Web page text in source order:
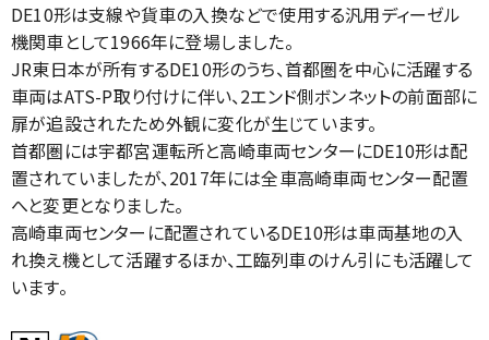
DE10形は支線や貨車の入換などで使用する汎用ディーゼル
機関車として1966年に登場しました。
JR東日本が所有するDE10形のうち、首都圏を中心に活躍する
車両はATS-P取り付けに伴い、2エンド側ボンネットの前面部に
扉が追設されたため外観に変化が生じています。
首都圏には宇都宮運転所と高崎車両センターにDE10形は配
置されていましたが、2017年には全車高崎車両センター配置
へと変更となりました。
高崎車両センターに配置されているDE10形は車両基地の入
れ換え機として活躍するほか、工臨列車のけん引にも活躍して
います。